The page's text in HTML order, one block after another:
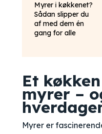
Myrer i køkkenet?
Sådan slipper du
af med dem én
gang for alle
Et
myrer –
Myrer er